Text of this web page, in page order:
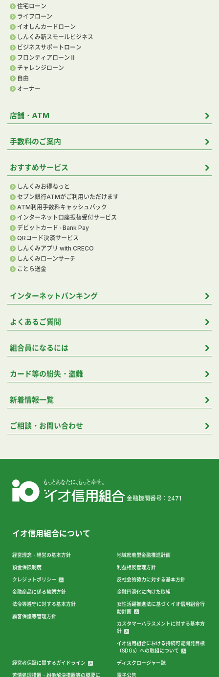
住宅ローン
ライフローン
イオしんカードローン
しんくみ新スモールビジネス
ビジネスサポートローン
フロンティアローンⅡ
チャレンジローン
自由
オーナー
店舗・ATM
手数料のご案内
おすすめサービス
しんくみお得ねっと
セブン銀行ATMがご利用いただけます
ATM利用手数料キャッシュバック
インターネット口座振替受付サービス
デビットカード · Bank Pay
QRコード決済サービス
しんくみアプリ with CRECO
しんくみローンサーチ
ことら送金
インターネットバンキング
よくあるご質問
組合員になるには
カード等の紛失・盗難
新着情報一覧
ご相談・お問い合わせ
金融機関番号：2471
イオ信用組合について
経営理念・経営の基本方針
預金保険制度
クレジットポリシー
金融商品に係る勧誘方針
法令等遵守に対する基本方針
顧客保護等管理方針
地域密着型金融推進計画
利益相反管理方針
反社会的勢力に対する基本方針
金融円滑化に向けた取組
女性活躍推進法に基づくイオ信用組合行
動計画
カスタマーハラスメントに対する基本方
針
イオ信用組合における持続可能開発目標
（SDGs）への取組について
経営者保証に関するガイドライン
苦情処理措置・紛争解決措置等の概要に
ディスクロージャー誌
電子公告